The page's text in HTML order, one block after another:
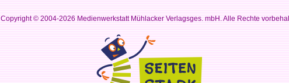
Copyright © 2004-2026Medienwerkstatt Mühlacker Verlagsges. mbH. Alle Rechte